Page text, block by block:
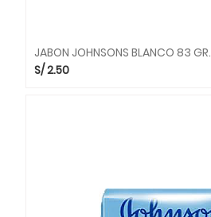
JABON JOHNSONS BLANCO 83 GR.
S/2.50